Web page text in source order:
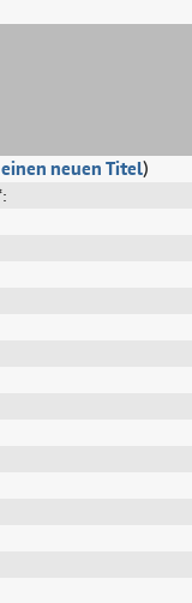
neuen Titel)